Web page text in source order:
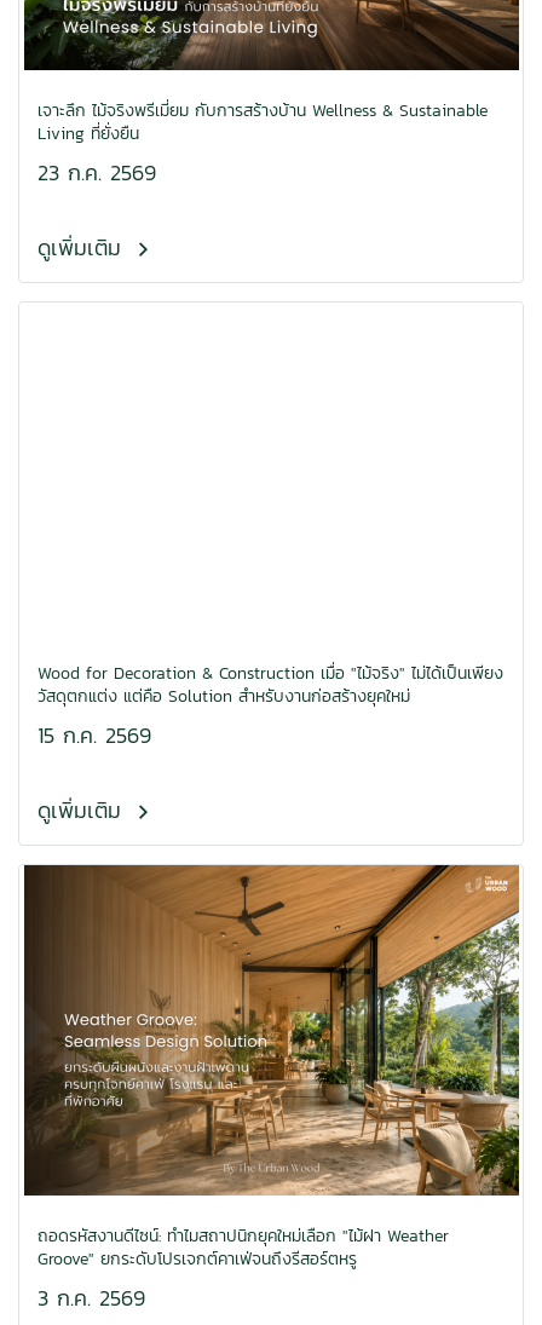
เจาะลึก ไม้จริงพรีเมี่ยม กับการสร้างบ้าน Wellness & Sustainable
Living ที่ยั่งยืน
23 ก.ค. 2569
ดูเพิ่มเติม
Wood for Decoration & Construction เมื่อ "ไม้จริง" ไม่ได้เป็นเพียง
วัสดุตกแต่ง แต่คือ Solution สำหรับงานก่อสร้างยุคใหม่
15 ก.ค. 2569
ดูเพิ่มเติม
ถอดรหัสงานดีไซน์: ทำไมสถาปนิกยุคใหม่เลือก "ไม้ฝา Weather
Groove" ยกระดับโปรเจกต์คาเฟ่จนถึงรีสอร์ตหรู
3 ก.ค. 2569